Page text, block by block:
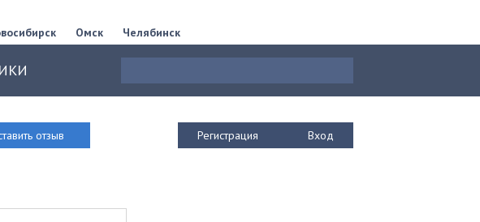
Омск Челябинск
отзыв Регистрация Вход